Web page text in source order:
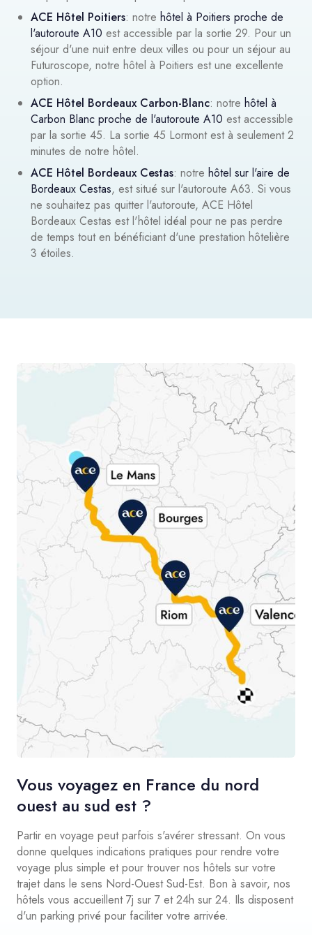
ACE Hôtel Poitiers: notre hôtel à Poitiers proche de
l'autoroute A10 est accessible par la sortie 29. Pour un
séjour d'une nuit entre deux villes ou pour un séjour au
Futuroscope, notre hôtel à Poitiers est une excellente
option.
ACE Hôtel Bordeaux Carbon-Blanc: notre hôtel à
Carbon Blanc proche de l'autoroute A10 est accessible
par la sortie 45. La sortie 45 Lormont est à seulement 2
minutes de notre hôtel.
ACE Hôtel Bordeaux Cestas: notre hôtel sur l'aire de
Bordeaux Cestas, est situé sur l'autoroute A63. Si vous
ne souhaitez pas quitter l'autoroute, ACE Hôtel
Bordeaux Cestas est l'hôtel idéal pour ne pas perdre
de temps tout en bénéficiant d'une prestation hôtelière
3 étoiles.
Vous voyagez en France du nord
ouest au sud est ?
Partir en voyage peut parfois s'avérer stressant. On vous
donne quelques indications pratiques pour rendre votre
voyage plus simple et pour trouver nos hôtels sur votre
trajet dans le sens Nord-Ouest Sud-Est. Bon à savoir, nos
hôtels vous accueillent 7j sur 7 et 24h sur 24. Ils disposent
d'un parking privé pour faciliter votre arrivée.